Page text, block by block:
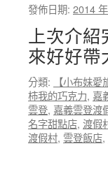
發佈日期: 2014
上次介紹
來好好
分類: 【小布妹愛
柿我的巧克力, 嘉
雲登, 嘉義雲登渡
名字甜點店, 渡假
渡假村, 雲登飯店,